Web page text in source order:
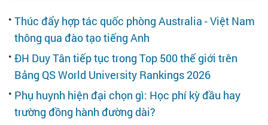
Nhà tuyển dụng
Thúc đẩy hợp tác quốc phòng Australia - Việt Nam
thông qua đào tạo tiếng Anh
ĐH Duy Tân tiếp tục trong Top 500 thế giới trên
Bảng QS World University Rankings 2026
Phụ huynh hiện đại chọn gì: Học phí kỳ đầu hay
trường đồng hành đường dài?